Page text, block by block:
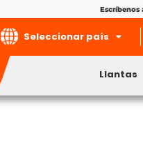
Seleccionar país
Llantas